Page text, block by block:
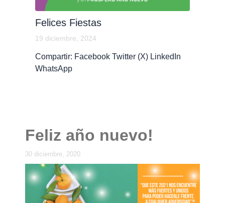
Felices Fiestas
19 diciembre, 2024
Compartir: Facebook Twitter (X) LinkedIn
WhatsApp
Feliz año nuevo!
30 diciembre, 2020